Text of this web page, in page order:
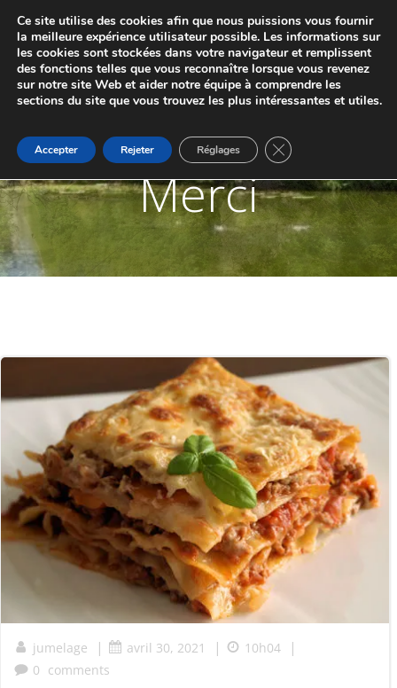
au
contenu
JUMELAGE DE MARCHE-LES-DAMES ET
PONTAILLER-SUR-SAÔNE
Merci
jumelage | avril 30, 2021 | 10h04 |
0 comments
Ce site utilise des cookies afin que nous puissions vous fournir
la meilleure expérience utilisateur possible. Les informations sur
les cookies sont stockées dans votre navigateur et remplissent
des fonctions telles que vous reconnaître lorsque vous revenez
sur notre site Web et aider notre équipe à comprendre les
sections du site que vous trouvez les plus intéressantes et utiles.
Accepter Rejeter Réglages Fermer la bannière